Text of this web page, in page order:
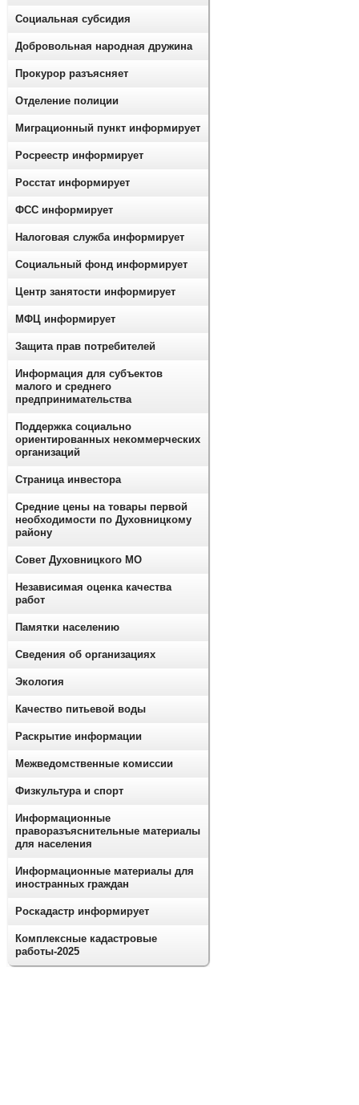
Социальная субсидия
Добровольная народная дружина
Прокурор разъясняет
Отделение полиции
Миграционный пункт информирует
Росреестр информирует
Росстат информирует
ФСС информирует
Налоговая служба информирует
Социальный фонд информирует
Центр занятости информирует
МФЦ информирует
Защита прав потребителей
Информация для субъектов
малого и среднего
предпринимательства
Поддержка социально
ориентированных некоммерческих
организаций
Страница инвестора
Средние цены на товары первой
необходимости по Духовницкому
району
Совет Духовницкого МО
Независимая оценка качества
работ
Памятки населению
Сведения об организациях
Экология
Качество питьевой воды
Раскрытие информации
Межведомственные комиссии
Физкультура и спорт
Информационные
праворазъяснительные материалы
для населения
Информационные материалы для
иностранных граждан
Роскадастр информирует
Комплексные кадастровые
работы-2025